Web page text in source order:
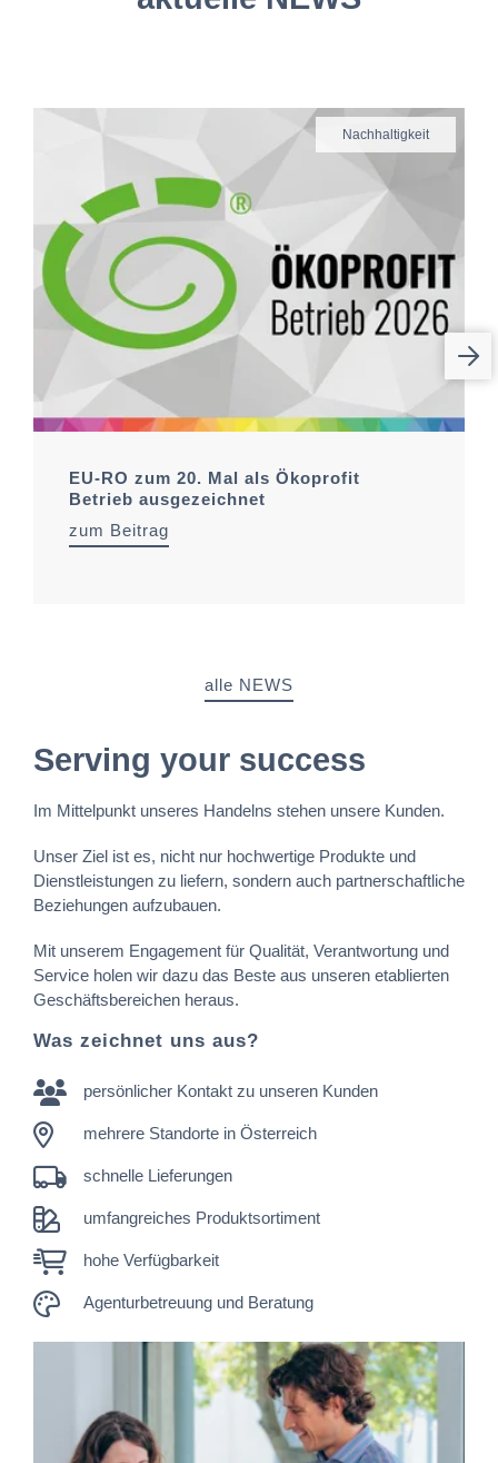
Nachhaltigkeit
EU-RO zum 20. Mal als Ökoprofit
Betrieb ausgezeichnet
zum Beitrag
alle NEWS
Serving your success
Im Mittelpunkt unseres Handelns stehen unsere Kunden.
Unser Ziel ist es, nicht nur hochwertige Produkte und
Dienstleistungen zu liefern, sondern auch partnerschaftliche
Beziehungen aufzubauen.
Mit unserem Engagement für Qualität, Verantwortung und
Service holen wir dazu das Beste aus unseren etablierten
Geschäftsbereichen heraus.
Was zeichnet uns aus?
persönlicher Kontakt zu unseren Kunden
mehrere Standorte in Österreich
schnelle Lieferungen
umfangreiches Produktsortiment
hohe Verfügbarkeit
Agenturbetreuung und Beratung